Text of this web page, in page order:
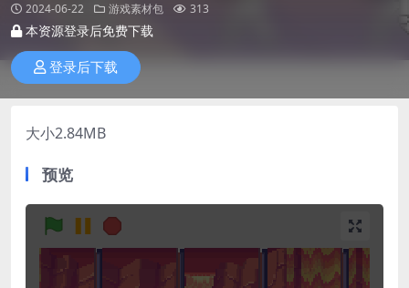
2024-06-22 游戏素材包 313
本资源登录后免费下载
登录后下载
大小2.84MB
预览